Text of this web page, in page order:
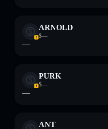
ARNOLD
$—
—
PURK
$—
—
ANT